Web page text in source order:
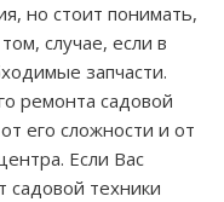
но стоит понимать,
случае, если в
запчасти.
ремонта садовой
его сложности и от
Если Вас
садовой техники